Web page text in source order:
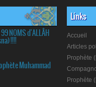
99 NOMS d'ALLÂH
!!!!
Muhammad
Links
Accueil
Articles
Prophète
Prophète